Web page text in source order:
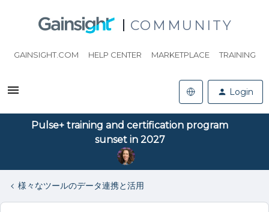
COMMUNITY
GAINSIGHT.COM HELP CENTER MARKETPLACE TRAINING
Login
Pulse+ training and certification program
sunset in 2027
様々なツールのデータ連携と活用